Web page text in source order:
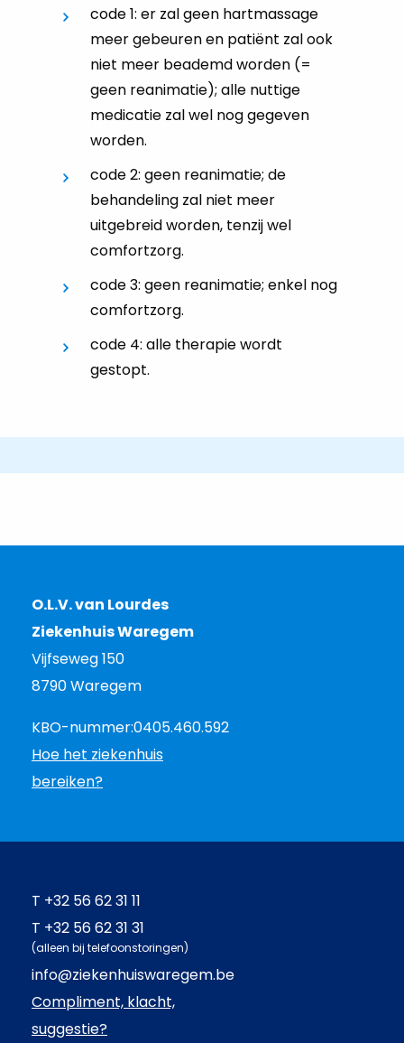
code 1: er zal geen hartmassage
meer gebeuren en patiënt zal ook
niet meer beademd worden (=
geen reanimatie); alle nuttige
medicatie zal wel nog gegeven
worden.
code 2: geen reanimatie; de
behandeling zal niet meer
uitgebreid worden, tenzij wel
comfortzorg.
code 3: geen reanimatie; enkel nog
comfortzorg.
code 4: alle therapie wordt
gestopt.
O.L.V. van Lourdes
Ziekenhuis Waregem
Vijfseweg 150
8790 Waregem
KBO-nummer:0405.460.592
Hoe het ziekenhuis
bereiken?
T +32 56 62 31 11
T +32 56 62 31 31
(alleen bij telefoonstoringen)
info@ziekenhuiswaregem.be
Compliment, klacht,
suggestie?